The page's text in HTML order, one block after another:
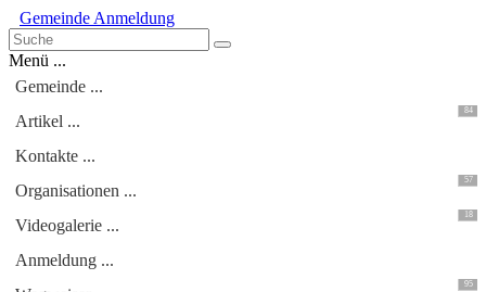
Gemeinde Anmeldung
Menü ...
Gemeinde ...
Artikel ...
84
Kontakte ...
Organisationen ...
57
Videogalerie ...
18
Anmeldung ...
95